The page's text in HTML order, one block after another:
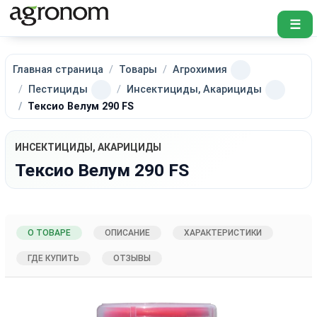
☰
Главная страница Товары
Агрохимия
Пестициды
Инсектициды, Акарициды
Тексио Велум 290 FS
ИНСЕКТИЦИДЫ, АКАРИЦИДЫ
Тексио Велум 290 FS
О ТОВАРЕ ОПИСАНИЕ ХАРАКТЕРИСТИКИ
ГДЕ КУПИТЬ ОТЗЫВЫ